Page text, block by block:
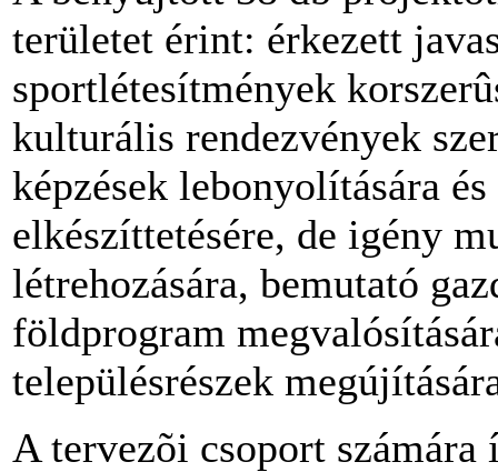
területet érint: érkezett
sportlétesítmények
kulturális rendezvények
képzések lebonyolítására
elkészíttetésére, de igény
létrehozására, bemutató
földprogram
településrészek
A tervezõi csoport